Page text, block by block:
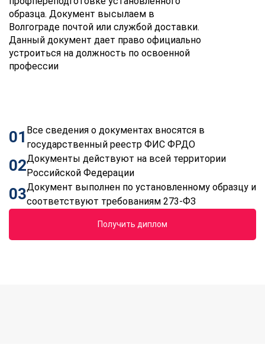
образца. Документ высылаем в
Волгограде почтой или службой доставки.
Данный документ дает право официально
устроиться на должность по освоенной
профессии
01 Все сведения о документах вносятся в
государственный реестр ФИС ФРДО
02Документы действуют на всей территории
Российской Федерации
03Документ выполнен по установленному образцу и
соответствуют требованиям 273-ФЗ
Получить диплом